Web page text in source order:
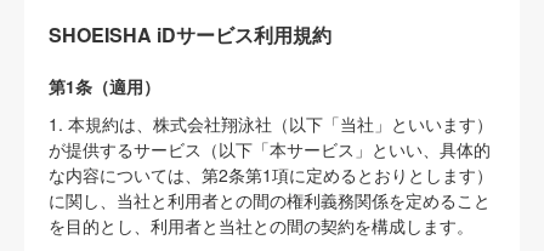
SHOEISHA iDサービス利用規約
第1条（適用）
1. 本規約は、株式会社翔泳社（以下「当社」といいます）
が提供するサービス（以下「本サービス」といい、具体的
な内容については、第2条第1項に定めるとおりとします）
に関し、当社と利用者との間の権利義務関係を定めること
を目的とし、利用者と当社との間の契約を構成します。